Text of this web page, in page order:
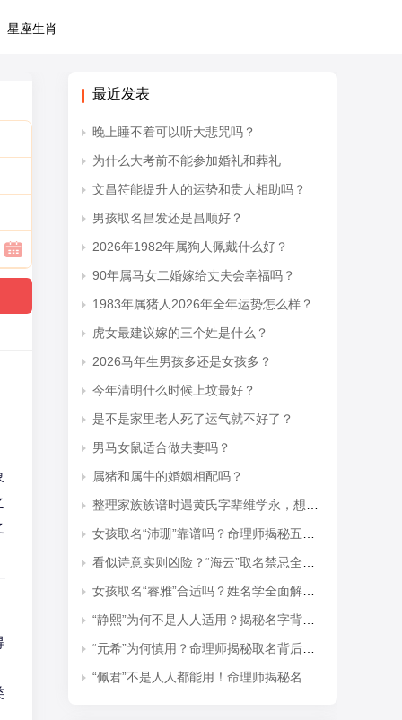
星座生肖
最近发表
晚上睡不着可以听大悲咒吗？
为什么大考前不能参加婚礼和葬礼
文昌符能提升人的运势和贵人相助吗？
男孩取名昌发还是昌顺好？
2026年1982年属狗人佩戴什么好？
90年属马女二婚嫁给丈夫会幸福吗？
1983年属猪人2026年全年运势怎么样？
虎女最建议嫁的三个姓是什么？
2026马年生男孩多还是女孩多？
今年清明什么时候上坟最好？
是不是家里老人死了运气就不好了？
男马女鼠适合做夫妻吗？
属猪和属牛的婚姻相配吗？
整理家族族谱时遇黄氏字辈维学永，想知道后续接续的是什么字辈？
女孩取名“沛珊”靠谱吗？命理师揭秘五行隐患与适配命格
看似诗意实则凶险？“海云”取名禁忌全解析
女孩取名“睿雅”合适吗？姓名学全面解读吉凶与禁忌
“静熙”为何不是人人适用？揭秘名字背后的五行失衡与命理隐患
“元希”为何慎用？命理师揭秘取名背后的五行忌讳
“佩君”不是人人都能用！命理师揭秘名字背后的五行杀局与取名禁忌